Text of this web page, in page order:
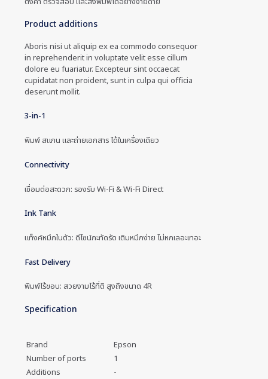
Product additions
Aboris nisi ut aliquip ex ea commodo consequor
in reprehenderit in voluptate velit esse cillum
dolore eu fuariatur. Excepteur sint occaecat
cupidatat non proident, sunt in culpa qui officia
deserunt mollit.
3-in-1
พิมพ์ สแกน และถ่ายเอกสาร ได้ในเครื่องเดียว
Connectivity
เชื่อมต่อสะดวก: รองรับ Wi-Fi & Wi-Fi Direct
Ink Tank
แท็งค์หมึกในตัว: ดีไซน์กะทัดรัด เติมหมึกง่าย ไม่หกเลอะเทอะ
Fast Delivery
พิมพ์ไร้ขอบ: สวยงามไร้ที่ติ สูงถึงขนาด 4R
Specification
Brand
Epson
Number of ports
1
Additions
-